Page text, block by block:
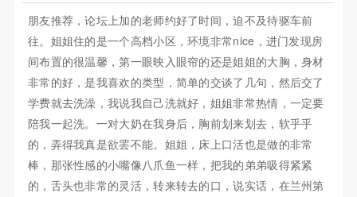
朋友推荐，论坛上加的老师约好了时间，迫不及待驱车前
往。姐姐住的是一个高档小区，环境非常nice，进门发现房
间布置的很温馨，第一眼映入眼帘的还是姐姐的大胸，身材
非常的好，是我喜欢的类型，简单的交谈了几句，然后交了
学费就去洗澡，我说我自己洗就好，姐姐非常热情，一定要
陪我一起洗。一对大奶在我身后，胸前划来划去，软乎乎
的，弄得我真是欲罢不能。姐姐，床上口活也是做的非常
棒，那张性感的小嘴像八爪鱼一样，把我的弟弟吸得紧紧
的，舌头也非常的灵活，转来转去的口，说实话，在兰州第